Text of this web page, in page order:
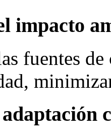
impacto
fuentes